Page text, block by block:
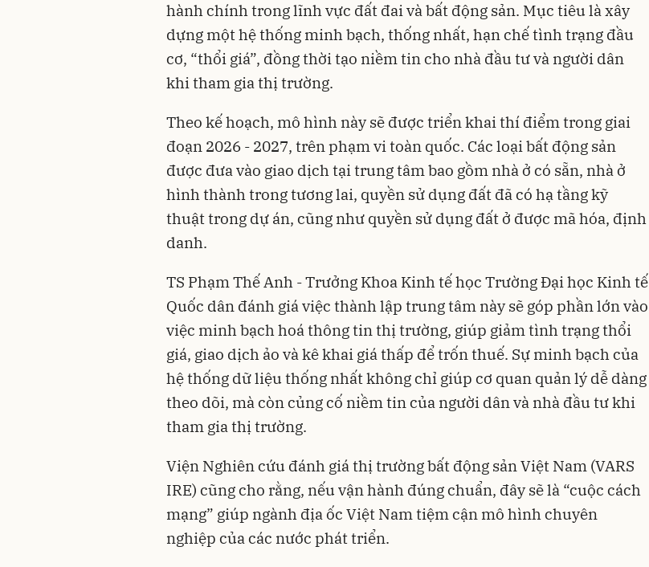
hành chính trong lĩnh vực đất đai và bất động sản. Mục tiêu là xây
dựng một hệ thống minh bạch, thống nhất, hạn chế tình trạng đầu
cơ, “thổi giá”, đồng thời tạo niềm tin cho nhà đầu tư và người dân
khi tham gia thị trường.
Theo kế hoạch, mô hình này sẽ được triển khai thí điểm trong giai
đoạn 2026 - 2027, trên phạm vi toàn quốc. Các loại bất động sản
được đưa vào giao dịch tại trung tâm bao gồm nhà ở có sẵn, nhà ở
hình thành trong tương lai, quyền sử dụng đất đã có hạ tầng kỹ
thuật trong dự án, cũng như quyền sử dụng đất ở được mã hóa, định
danh.
TS Phạm Thế Anh - Trưởng Khoa Kinh tế học Trường Đại học Kinh tế
Quốc dân đánh giá việc thành lập trung tâm này sẽ góp phần lớn vào
việc minh bạch hoá thông tin thị trường, giúp giảm tình trạng thổi
giá, giao dịch ảo và kê khai giá thấp để trốn thuế. Sự minh bạch của
hệ thống dữ liệu thống nhất không chỉ giúp cơ quan quản lý dễ dàng
theo dõi, mà còn củng cố niềm tin của người dân và nhà đầu tư khi
tham gia thị trường.
Viện Nghiên cứu đánh giá thị trường bất động sản Việt Nam (VARS
IRE) cũng cho rằng, nếu vận hành đúng chuẩn, đây sẽ là “cuộc cách
mạng” giúp ngành địa ốc Việt Nam tiệm cận mô hình chuyên
nghiệp của các nước phát triển.